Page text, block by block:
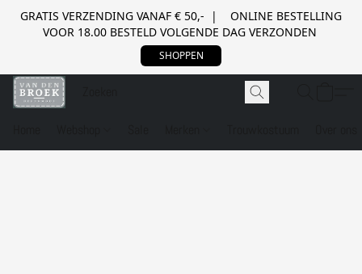
GRATIS VERZENDING VANAF € 50,- | ONLINE BESTELLING
VOOR 18.00 BESTELD VOLGENDE DAG VERZONDEN
SHOPPEN